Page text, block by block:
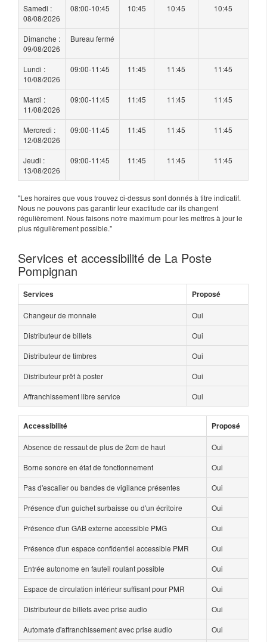
Samedi :
08/08/2026
08:00-10:45 10:45 10:45 10:45
Dimanche :
09/08/2026
Bureau fermé
Lundi :
10/08/2026
09:00-11:45 11:45 11:45 11:45
Mardi :
11/08/2026
09:00-11:45 11:45 11:45 11:45
Mercredi :
12/08/2026
09:00-11:45 11:45 11:45 11:45
Jeudi :
13/08/2026
09:00-11:45 11:45 11:45 11:45
"Les horaires que vous trouvez ci-dessus sont donnés à titre indicatif.
Nous ne pouvons pas garantir leur exactitude car ils changent
régulièrement. Nous faisons notre maximum pour les mettres à jour le
plus régulièrement possible."
Services et accessibilité de La Poste
Pompignan
Services Proposé
Changeur de monnaie
Oui
Distributeur de billets
Oui
Distributeur de timbres
Oui
Distributeur prêt à poster
Oui
Affranchissement libre service
Oui
Accessibilité Proposé
Absence de ressaut de plus de 2cm de haut
Oui
Borne sonore en état de fonctionnement
Oui
Pas d'escalier ou bandes de vigilance présentes
Oui
Présence d'un guichet surbaisse ou d'un écritoire
Oui
Présence d'un GAB externe accessible PMG
Oui
Présence d'un espace confidentiel accessible PMR
Oui
Entrée autonome en fauteil roulant possible
Oui
Espace de circulation intérieur suffisant pour PMR
Oui
Distributeur de billets avec prise audio
Oui
Automate d'affranchissement avec prise audio
Oui